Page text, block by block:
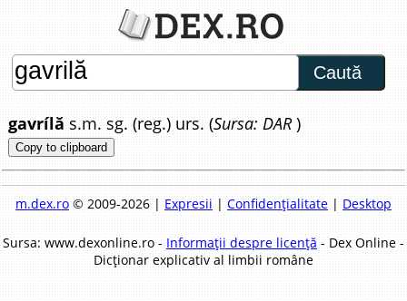
Caută
gavrílă s.m. sg. (reg.) urs. (Sursa: DAR)
Copy to clipboard
m.dex.ro© 2009-2026 | Expresii | Confidențialitate| Desktop
Sursa: www.dexonline.ro - Informații despre licență - Dex Online -
Dicționar explicativ al limbii române